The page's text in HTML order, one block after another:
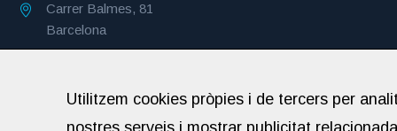
Carrer Balmes, 81
Barcelona
Truca'ns: +34 934 539 879
Utilitzem cookies pròpies i de tercers per
nostres serveis i mostrar publicitat